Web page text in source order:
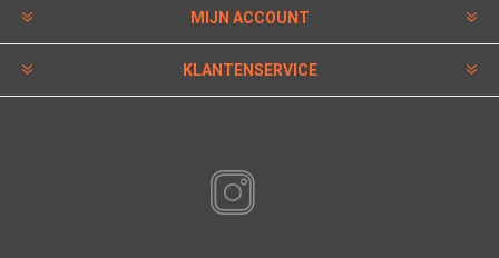
MIJN ACCOUNT
KLANTENSERVICE